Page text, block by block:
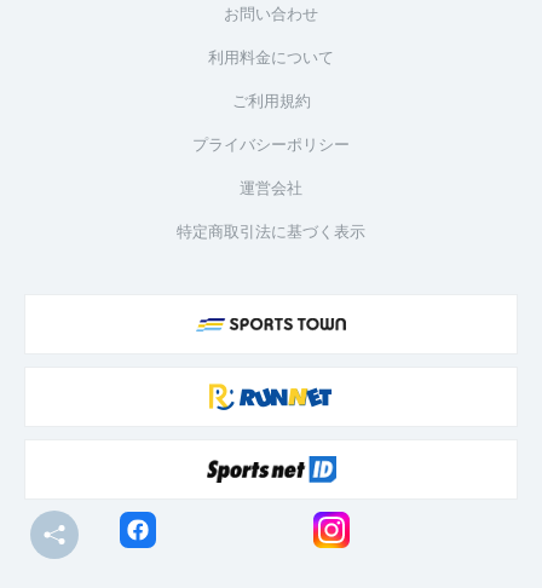
お問い合わせ
利用料金について
ご利用規約
プライバシーポリシー
運営会社
特定商取引法に基づく表示